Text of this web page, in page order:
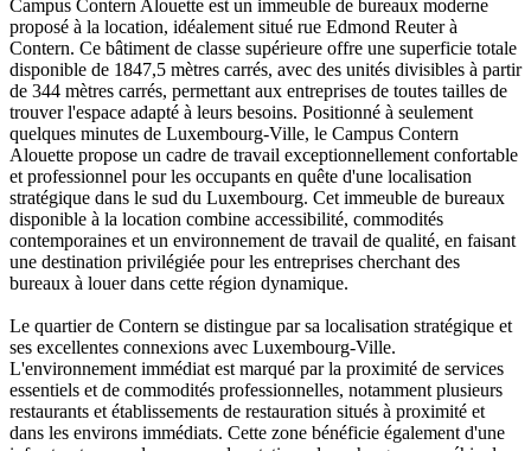
Campus Contern Alouette est un immeuble de bureaux moderne
proposé à la location, idéalement situé rue Edmond Reuter à
Contern. Ce bâtiment de classe supérieure offre une superficie totale
disponible de 1847,5 mètres carrés, avec des unités divisibles à partir
de 344 mètres carrés, permettant aux entreprises de toutes tailles de
trouver l'espace adapté à leurs besoins. Positionné à seulement
quelques minutes de Luxembourg-Ville, le Campus Contern
Alouette propose un cadre de travail exceptionnellement confortable
et professionnel pour les occupants en quête d'une localisation
stratégique dans le sud du Luxembourg. Cet immeuble de bureaux
disponible à la location combine accessibilité, commodités
contemporaines et un environnement de travail de qualité, en faisant
une destination privilégiée pour les entreprises cherchant des
bureaux à louer dans cette région dynamique.
Le quartier de Contern se distingue par sa localisation stratégique et
ses excellentes connexions avec Luxembourg-Ville.
L'environnement immédiat est marqué par la proximité de services
essentiels et de commodités professionnelles, notamment plusieurs
restaurants et établissements de restauration situés à proximité et
dans les environs immédiats. Cette zone bénéficie également d'une